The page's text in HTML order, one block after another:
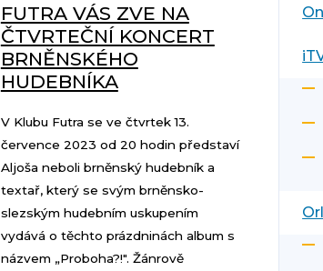
FUTRA VÁS ZVE NA
ČTVRTEČNÍ KONCERT
BRNĚNSKÉHO
HUDEBNÍKA
V Klubu Futra se ve čtvrtek 13.
července 2023 od 20 hodin představí
Aljoša neboli brněnský hudebník a
textař, který se svým brněnsko-
slezským hudebním uskupením
vydává o těchto prázdninách album s
názvem „Proboha?!". Žánrově